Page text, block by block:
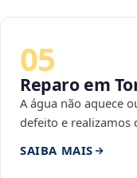
05
Reparo em
A água não aquece
defeito e realizamos
SAIBA MAIS